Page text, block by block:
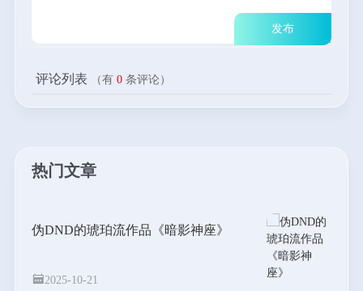
评论列表 （有 0条评论）
热门文章
伪DND的琥珀流作品《暗影神座》
2025-10-21